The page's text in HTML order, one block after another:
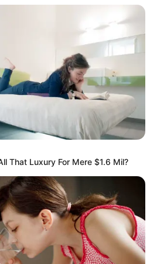
91. §-aszerint,
el, a büntetési tétel felső
emelkedik, de nem haladhatja
a különösen jelentős vagyoni
kezelés felső határa
ez valóban
ez nem azt jelenti, hogy
20 évbörtönt kapna. A
azt jelenti, hogy
esetén a törvényi
ezt a szintet. Ehhez
a különösen jelentős
That Luxury For Mere $1.6 Mil?